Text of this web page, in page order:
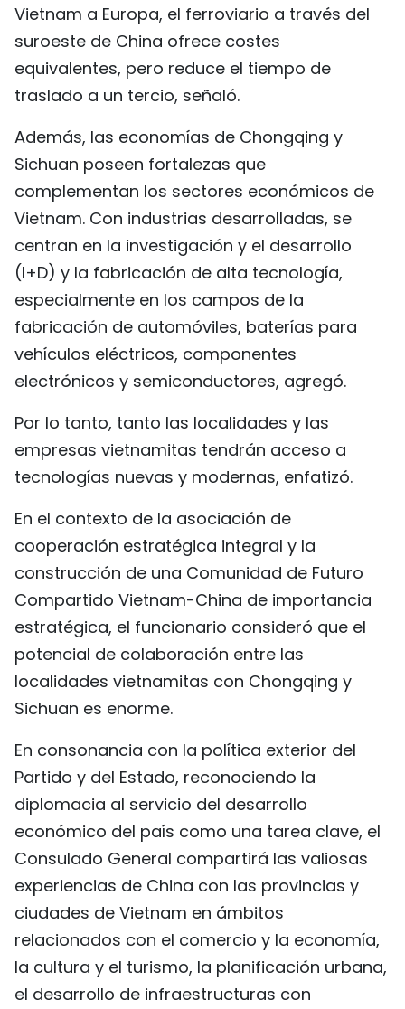
Vietnam a Europa, el ferroviario a través del
suroeste de China ofrece costes
equivalentes, pero reduce el tiempo de
traslado a un tercio, señaló.
Además, las economías de Chongqing y
Sichuan poseen fortalezas que
complementan los sectores económicos de
Vietnam. Con industrias desarrolladas, se
centran en la investigación y el desarrollo
(I+D) y la fabricación de alta tecnología,
especialmente en los campos de la
fabricación de automóviles, baterías para
vehículos eléctricos, componentes
electrónicos y semiconductores, agregó.
Por lo tanto, tanto las localidades y las
empresas vietnamitas tendrán acceso a
tecnologías nuevas y modernas, enfatizó.
En el contexto de la asociación de
cooperación estratégica integral y la
construcción de una Comunidad de Futuro
Compartido Vietnam-China de importancia
estratégica, el funcionario consideró que el
potencial de colaboración entre las
localidades vietnamitas con Chongqing y
Sichuan es enorme.
En consonancia con la política exterior del
Partido y del Estado, reconociendo la
diplomacia al servicio del desarrollo
económico del país como una tarea clave, el
Consulado General compartirá las valiosas
experiencias de China con las provincias y
ciudades de Vietnam en ámbitos
relacionados con el comercio y la economía,
la cultura y el turismo, la planificación urbana,
el desarrollo de infraestructuras con